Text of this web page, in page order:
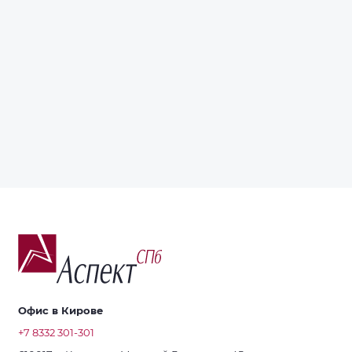
Офис в Кирове
+7 8332 301-301